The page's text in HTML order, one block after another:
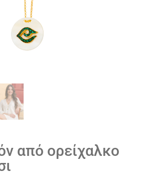
από ορείχαλκο